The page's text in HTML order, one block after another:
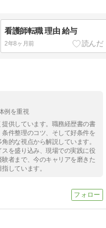
看護師転職 理由 給与
2年8ヶ月前
例を重視
供しています。職務経歴書の書
件整理のコツ、そして好条件を
的な視点から解説しています。
を盛り込み、現場での実践に役
者まで、今のキャリアを磨きた
しています。